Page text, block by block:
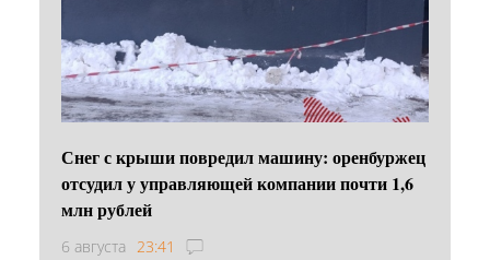
Снег с крыши повредил машину: оренбуржец
отсудил у управляющей компании почти 1,6
млн рублей
6 августа 23:41